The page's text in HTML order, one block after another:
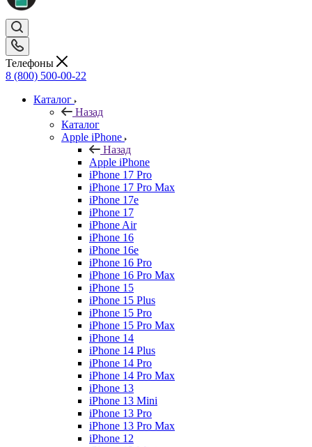
Телефоны
8 (800) 500-00-22
Каталог
Назад
Каталог
Apple iPhone
Назад
Apple iPhone
iPhone 17 Pro
iPhone 17 Pro Max
iPhone 17e
iPhone 17
iPhone Air
iPhone 16
iPhone 16e
iPhone 16 Pro
iPhone 16 Pro Max
iPhone 15
iPhone 15 Plus
iPhone 15 Pro
iPhone 15 Pro Max
iPhone 14
iPhone 14 Plus
iPhone 14 Pro
iPhone 14 Pro Max
iPhone 13
iPhone 13 Mini
iPhone 13 Pro
iPhone 13 Pro Max
iPhone 12